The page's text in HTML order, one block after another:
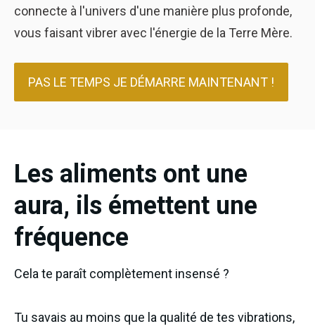
connecte à l'univers d'une manière plus profonde,
vous faisant vibrer avec l'énergie de la Terre Mère.
PAS LE TEMPS JE DÉMARRE MAINTENANT !
Les aliments ont une
aura, ils émettent une
fréquence
Cela te paraît complètement insensé ?
Tu savais au moins que la qualité de tes vibrations,